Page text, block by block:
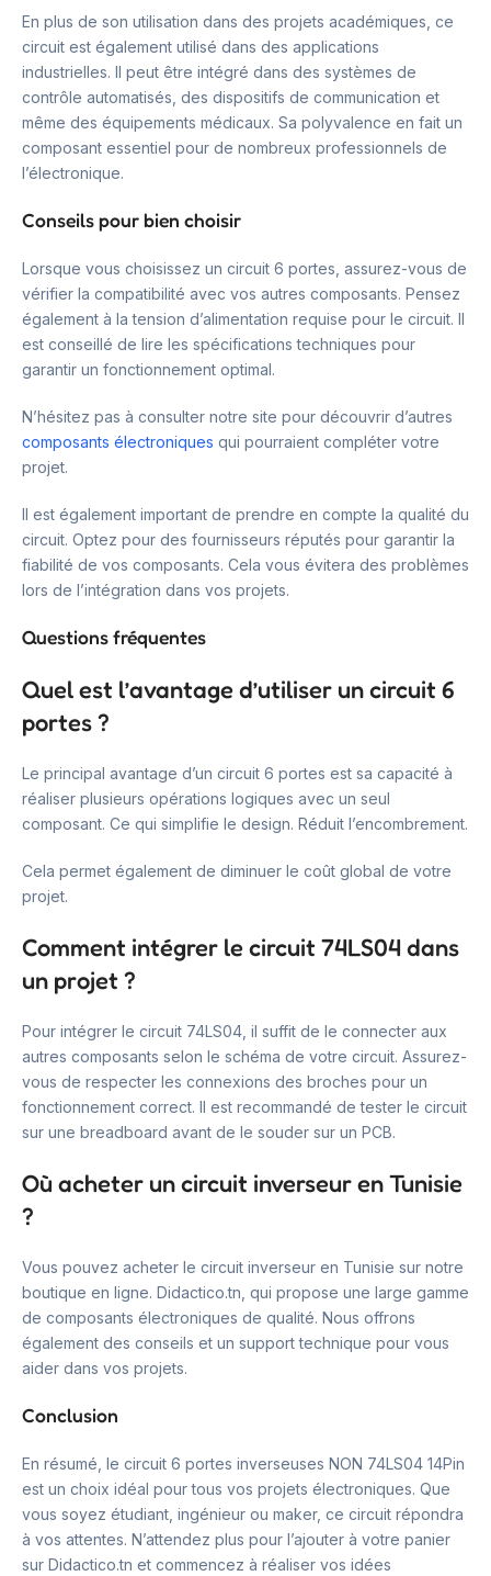
En plus de son utilisation dans des projets académiques, ce
circuit est également utilisé dans des applications
industrielles. Il peut être intégré dans des systèmes de
contrôle automatisés, des dispositifs de communication et
même des équipements médicaux. Sa polyvalence en fait un
composant essentiel pour de nombreux professionnels de
l’électronique.
Conseils pour bien choisir
Lorsque vous choisissez un circuit 6 portes, assurez-vous de
vérifier la compatibilité avec vos autres composants. Pensez
également à la tension d’alimentation requise pour le circuit. Il
est conseillé de lire les spécifications techniques pour
garantir un fonctionnement optimal.
N’hésitez pas à consulter notre site pour découvrir d’autres
composants électroniques qui pourraient compléter votre
projet.
Il est également important de prendre en compte la qualité du
circuit. Optez pour des fournisseurs réputés pour garantir la
fiabilité de vos composants. Cela vous évitera des problèmes
lors de l’intégration dans vos projets.
Questions fréquentes
Quel est l’avantage d’utiliser un circuit 6
portes ?
Le principal avantage d’un circuit 6 portes est sa capacité à
réaliser plusieurs opérations logiques avec un seul
composant. Ce qui simplifie le design. Réduit l’encombrement.
Cela permet également de diminuer le coût global de votre
projet.
Comment intégrer le circuit 74LS04 dans
un projet ?
Pour intégrer le circuit 74LS04, il suffit de le connecter aux
autres composants selon le schéma de votre circuit. Assurez-
vous de respecter les connexions des broches pour un
fonctionnement correct. Il est recommandé de tester le circuit
sur une breadboard avant de le souder sur un PCB.
Où acheter un circuit inverseur en Tunisie
?
Vous pouvez acheter le circuit inverseur en Tunisie sur notre
boutique en ligne. Didactico.tn, qui propose une large gamme
de composants électroniques de qualité. Nous offrons
également des conseils et un support technique pour vous
aider dans vos projets.
Conclusion
En résumé, le circuit 6 portes inverseuses NON 74LS04 14Pin
est un choix idéal pour tous vos projets électroniques. Que
vous soyez étudiant, ingénieur ou maker, ce circuit répondra
à vos attentes. N’attendez plus pour l’ajouter à votre panier
sur Didactico.tn et commencez à réaliser vos idées